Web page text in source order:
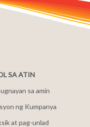
SA ATIN
sa amin
ng Kumpanya
at pag-unlad